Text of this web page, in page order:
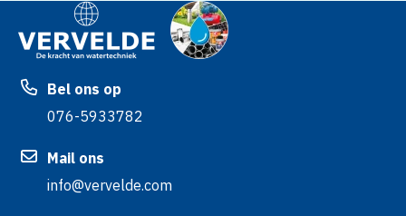
Bel ons op
076-5933782
Mail ons
info@vervelde.com